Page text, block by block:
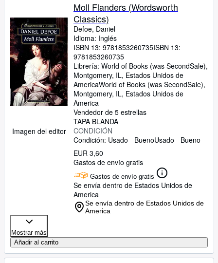
Imagen del editor
Moll Flanders (Wordsworth
Classics)
Defoe, Daniel
Idioma: Inglés
ISBN 13: 9781853260735ISBN 13:
9781853260735
Librería: World of Books (was SecondSale),
Montgomery, IL, Estados Unidos de
AmericaWorld of Books (was SecondSale),
Montgomery, IL, Estados Unidos de
America
Vendedor de 5 estrellas
TAPA BLANDA
CONDICIÓN
Condición: Usado - BuenoUsado - Bueno
EUR 3,60
Gastos de envío gratis
Gastos de envío gratis
Se envía dentro de Estados Unidos de
America
Se envía dentro de Estados Unidos de
America
Mostrar más
Añadir al carrito